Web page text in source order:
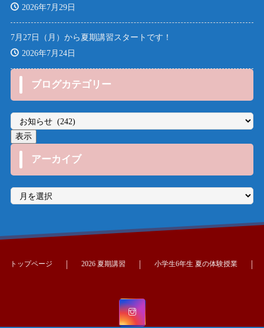
2026年7月29日
7月27日（月）から夏期講習スタートです！
2026年7月24日
ブログカテゴリー
アーカイブ
ア
カ
トップページ 2026 夏期講習 小学生6年生 夏の体験授業